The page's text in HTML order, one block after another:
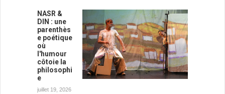
NASR &
DIN : une
parenthès
e poétique
où
l'humour
côtoie la
philosophi
e
juillet 19, 2026